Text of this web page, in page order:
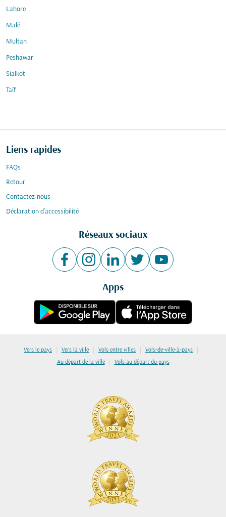
Lahore
Malé
Multan
Peshawar
Sialkot
Taïf
Liens rapides
FAQs
Retour
Contactez-nous
Déclaration d’accessibilité
Réseaux sociaux
Apps
Vers le pays | Vers la ville | Vols entre villes | Vols-de-ville-à-pays |
Au départ de la ville | Vols au départ du pays